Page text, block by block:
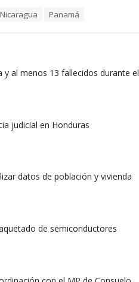
Nicaragua Panamá
y al menos 13 fallecidos durante el
judicial en Honduras
datos de población y vivienda
de semiconductores